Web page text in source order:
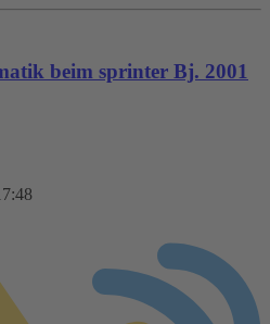
beim sprinter Bj. 2001